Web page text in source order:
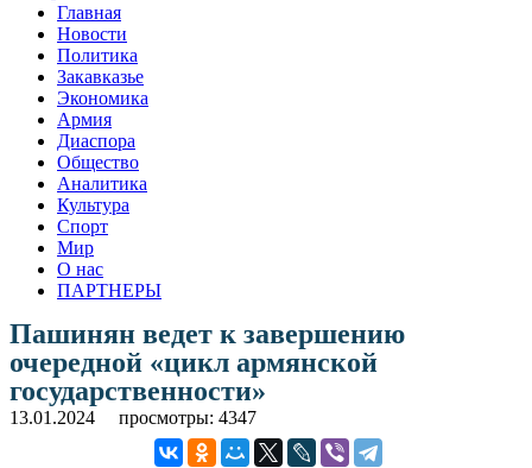
Главная
Новости
Политика
Закавказье
Экономика
Армия
Диаспора
Общество
Аналитика
Культура
Спорт
Мир
О нас
ПАРТНЕРЫ
Пашинян ведет к завершению
очередной «цикл армянской
государственности»
13.01.2024 просмотры: 4347